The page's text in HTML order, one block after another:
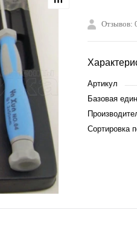
Отзывов:
Артикул
Базовая
Сортировка